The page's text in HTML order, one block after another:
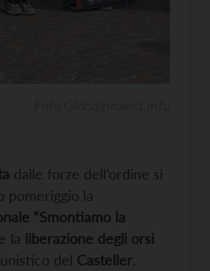
dalle forze dell’ordine si
pomeriggio la
“Smontiamo la
la liberazione degli orsi
del Casteller.